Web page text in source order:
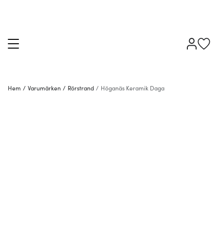
Hem / Varumärken / Rörstrand / Höganäs Keramik Daga